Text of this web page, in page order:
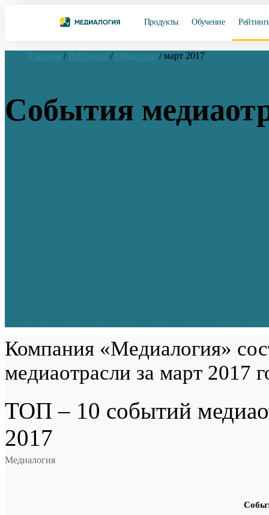
Продукты Обучение
Главная / Рейтинги / Общество / март 2017
События
Компания «Медиалогия»
медиаотрасли за март 2017
ТОП – 10 событий
2017
Медиалогия